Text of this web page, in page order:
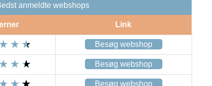
anmeldte webshops
Link
Besøg webshop
Besøg webshop
Besøg webshop